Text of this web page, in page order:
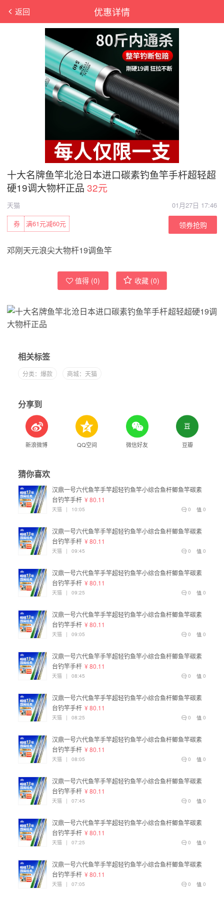
优惠详情
返回
十大名牌鱼竿北沧日本进口碳素钓鱼竿手杆超轻超
硬19调大物杆正品 32元
天猫
01月27日 17:46
满61元减60元
券 领券抢购
邓刚天元浪尖大物杆19调鱼竿
值得 (0) 收藏 (0)
相关标签
分类：爆款 商城：天猫
分享到
新浪微博 QQ空间 微信好友 豆瓣
猜你喜欢
汉鼎一号六代鱼竿手竿超轻钓鱼竿小综合鱼杆鲫鱼竿碳素
台钓竿手杆 ¥ 80.11
0
0
天猫 | 10:05
汉鼎一号六代鱼竿手竿超轻钓鱼竿小综合鱼杆鲫鱼竿碳素
台钓竿手杆 ¥ 80.11
0
0
天猫 | 09:45
汉鼎一号六代鱼竿手竿超轻钓鱼竿小综合鱼杆鲫鱼竿碳素
台钓竿手杆 ¥ 80.11
0
0
天猫 | 09:25
汉鼎一号六代鱼竿手竿超轻钓鱼竿小综合鱼杆鲫鱼竿碳素
台钓竿手杆 ¥ 80.11
0
0
天猫 | 09:05
汉鼎一号六代鱼竿手竿超轻钓鱼竿小综合鱼杆鲫鱼竿碳素
台钓竿手杆 ¥ 80.11
0
0
天猫 | 08:45
汉鼎一号六代鱼竿手竿超轻钓鱼竿小综合鱼杆鲫鱼竿碳素
台钓竿手杆 ¥ 80.11
0
0
天猫 | 08:25
汉鼎一号六代鱼竿手竿超轻钓鱼竿小综合鱼杆鲫鱼竿碳素
台钓竿手杆 ¥ 80.11
0
0
天猫 | 08:05
汉鼎一号六代鱼竿手竿超轻钓鱼竿小综合鱼杆鲫鱼竿碳素
台钓竿手杆 ¥ 80.11
0
0
天猫 | 07:45
汉鼎一号六代鱼竿手竿超轻钓鱼竿小综合鱼杆鲫鱼竿碳素
台钓竿手杆 ¥ 80.11
0
0
天猫 | 07:25
汉鼎一号六代鱼竿手竿超轻钓鱼竿小综合鱼杆鲫鱼竿碳素
台钓竿手杆 ¥ 80.11
0
0
天猫 | 07:05